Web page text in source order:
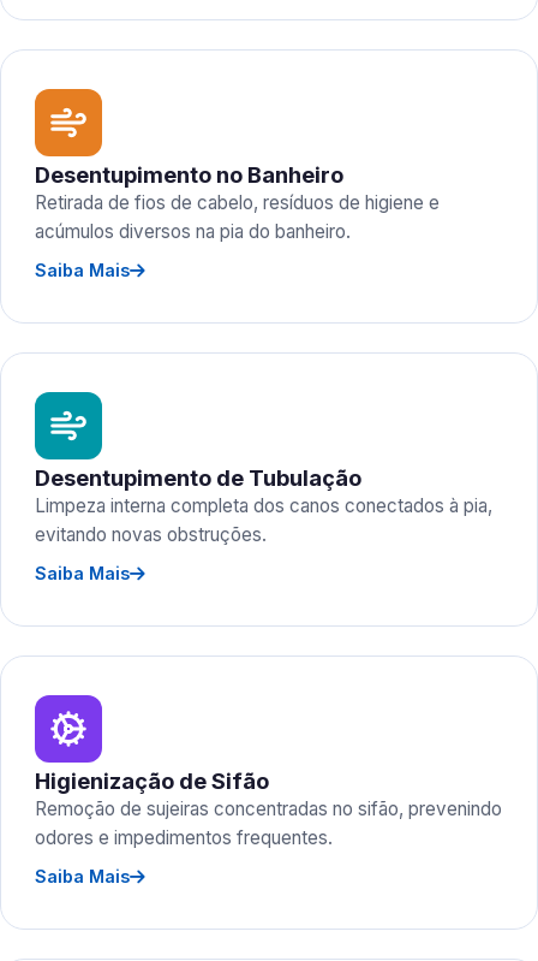
Desentupimento no Banheiro
Retirada de fios de cabelo, resíduos de higiene e
acúmulos diversos na pia do banheiro.
Saiba Mais
Desentupimento de Tubulação
Limpeza interna completa dos canos conectados à pia,
evitando novas obstruções.
Saiba Mais
Higienização de Sifão
Remoção de sujeiras concentradas no sifão, prevenindo
odores e impedimentos frequentes.
Saiba Mais